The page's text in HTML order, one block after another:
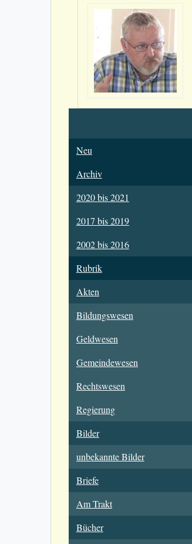
Neu
Archiv
2020 bis 2021
2017 bis 2019
2002 bis 2016
Rubrik
Akten
Bildungswesen
Geldwesen
Gemeindewesen
Rechtswesen
Regierung
Bilder
unbekannte Bilder
Briefe
Am Trakt
Bücher